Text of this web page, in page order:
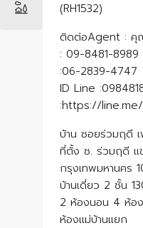
(RH1532)
ติดต่อAgent : คุ
: 09-8481-8989
:06-2839-4747
ID Line
:https://
บ้าน ซอยร่วมฤดี
ที่ตั้ง ซ. ร่วมฤดี แ
กรุงเทพมหานคร
บ้านเดี่ยว 2 ชั้น
2 ห้องนอน 4 ห้อ
ห้องแม่บ้านแยก